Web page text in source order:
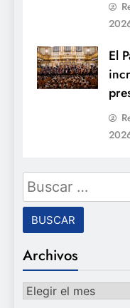
El
Buscar:
Archivos
Archivos